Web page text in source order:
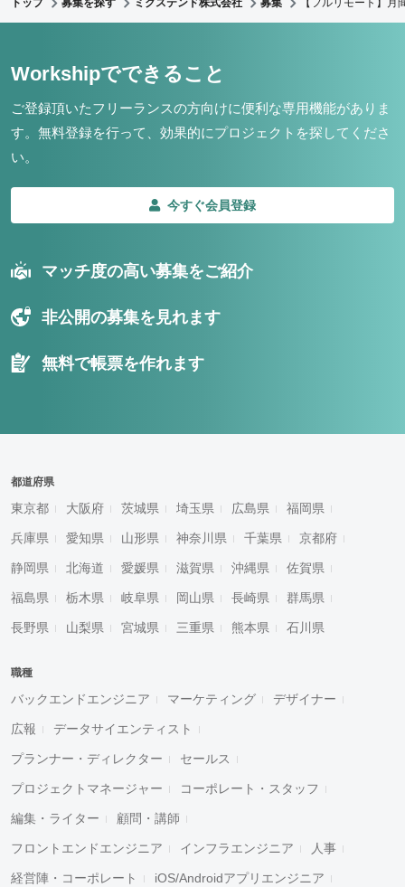
トップ 募集を探す ミクステンド株式会社 募集 【フルリモート】
Workshipでできること
ご登録頂いたフリーランスの方向けに便利な専用機能がありま
す。 無料登録を行って、効果的にプロジェクトを探してくださ
い。
今すぐ会員登録
マッチ度の高い募集をご紹介
非公開の募集を見れます
無料で帳票を作れます
都道府県
東京都 大阪府 茨城県 埼玉県 広島県 福岡県
兵庫県 愛知県 山形県 神奈川県 千葉県 京都府
静岡県 北海道 愛媛県 滋賀県 沖縄県 佐賀県
福島県 栃木県 岐阜県 岡山県 長崎県 群馬県
長野県 山梨県 宮城県 三重県 熊本県 石川県
職種
バックエンドエンジニア マーケティング デザイナー
広報 データサイエンティスト
プランナー・ディレクター セールス
プロジェクトマネージャー コーポレート・スタッフ
編集・ライター 顧問・講師
フロントエンドエンジニア インフラエンジニア 人事
経営陣・コーポレート iOS/Androidアプリエンジニア